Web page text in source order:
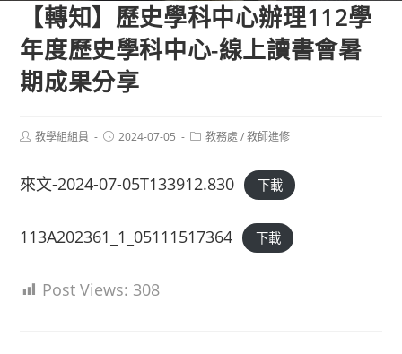
【轉知】歷史學科中心辦理112學
年度歷史學科中心-線上讀書會暑
期成果分享
Post教學組組員
Post2024-07-05
Post教務處 / 教師進修
來文-2024-07-05T133912.830 下載
113A202361_1_05111517364 下載
Post Views: 308